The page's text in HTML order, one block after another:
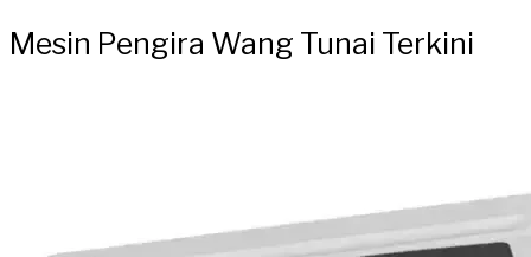
Mesin Pengira Wang Tunai Terkini